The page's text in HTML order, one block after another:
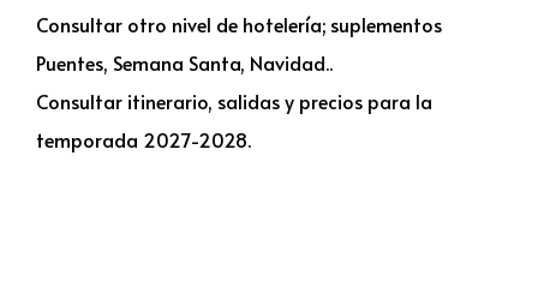
Consultar otro nivel de hotelería; suplementos
Puentes, Semana Santa, Navidad..
Consultar itinerario, salidas y precios para la
temporada 2027-2028.